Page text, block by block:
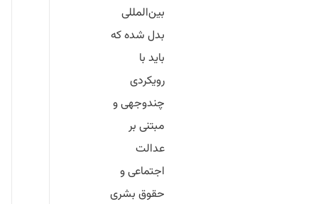
بین‌المللی
بدل شده که
باید با
رویکردی
چندوجهی و
مبتنی بر
عدالت
اجتماعی و
حقوق بشری